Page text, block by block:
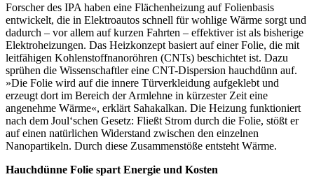
Forscher des IPA haben eine Flächenheizung auf Folienbasis
entwickelt, die in Elektroautos schnell für wohlige Wärme sorgt und
dadurch – vor allem auf kurzen Fahrten – effektiver ist als bisherige
Elektroheizungen. Das Heizkonzept basiert auf einer Folie, die mit
leitfähigen Kohlenstoffnanoröhren (CNTs) beschichtet ist. Dazu
sprühen die Wissenschaftler eine CNT-Dispersion hauchdünn auf.
»Die Folie wird auf die innere Türverkleidung aufgeklebt und
erzeugt dort im Bereich der Armlehne in kürzester Zeit eine
angenehme Wärme«, erklärt Sahakalkan. Die Heizung funktioniert
nach dem Joul‘schen Gesetz: Fließt Strom durch die Folie, stößt er
auf einen natürlichen Widerstand zwischen den einzelnen
Nanopartikeln. Durch diese Zusammenstöße entsteht Wärme.
Hauchdünne Folie spart Energie und Kosten